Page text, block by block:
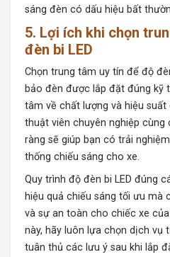
sáng đèn có dấu hiệu bất
5. Lợi ích khi chọn
đèn bi LED
Chọn trung tâm uy tín để độ
bảo đèn được lắp đặt đúng kỹ
tâm về chất lượng và hiệu
thuật viên chuyên nghiệp cùng
ràng sẽ giúp bạn có trải
thống chiếu sáng cho xe.
Quy trình độ đèn bi LED đúng
hiệu quả chiếu sáng tối ưu mà
và sự an toàn cho chiếc xe
này, hãy luôn lựa chọn dịch vụ
tuân thủ các lưu ý sau khi lắp